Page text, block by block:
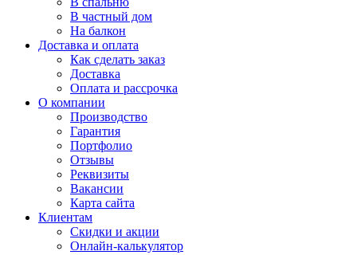
В частный дом
На балкон
Доставка и оплата
Как сделать заказ
Доставка
Оплата и рассрочка
О компании
Производство
Гарантия
Портфолио
Отзывы
Реквизиты
Вакансии
Карта сайта
Клиентам
Скидки и акции
Онлайн-калькулятор